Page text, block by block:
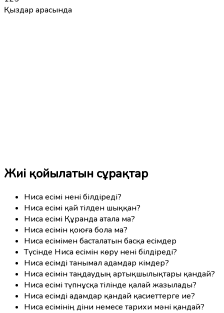
Қыздар арасында
Жиі қойылатын сұрақтар
Ниса есімі нені білдіреді?
Ниса есімі қай тілден шыққан?
Ниса есімі Құранда атала ма?
Ниса есімін қоюға бола ма?
Ниса есімімен басталатын басқа есімдер
Түсінде Ниса есімін көру нені білдіреді?
Ниса есімді танымал адамдар кімдер?
Ниса есімін таңдаудың артықшылықтары қандай?
Ниса есімі түпнұсқа тілінде қалай жазылады?
Ниса есімді адамдар қандай қасиеттерге ие?
Ниса есімінің діни немесе тарихи мәні қандай?